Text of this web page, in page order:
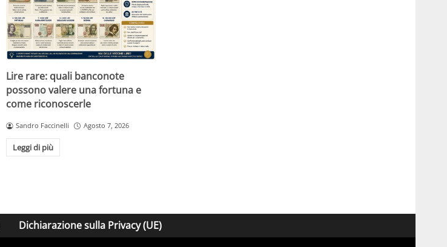
Lire rare: quali banconote
possono valere una fortuna e
come riconoscerle
Sandro Faccinelli Agosto 7, 2026
Leggi di più
Dichiarazione sulla Privacy (UE)